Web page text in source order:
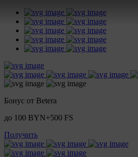
Бонус от Betera
до 100 BYN+500 FS
Получить